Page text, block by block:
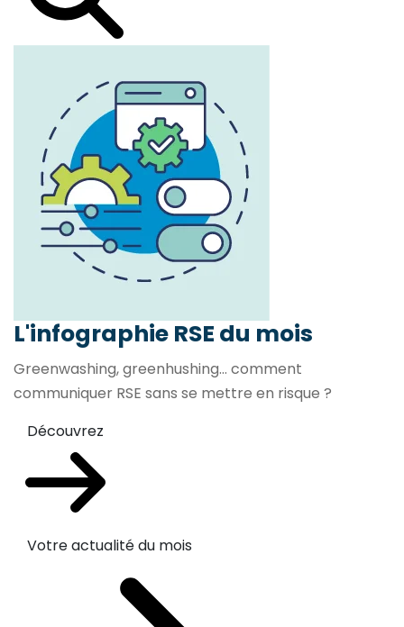
L'infographie RSE du mois
Greenwashing, greenhushing… comment
communiquer RSE sans se mettre en risque ?
Découvrez
Votre actualité du mois